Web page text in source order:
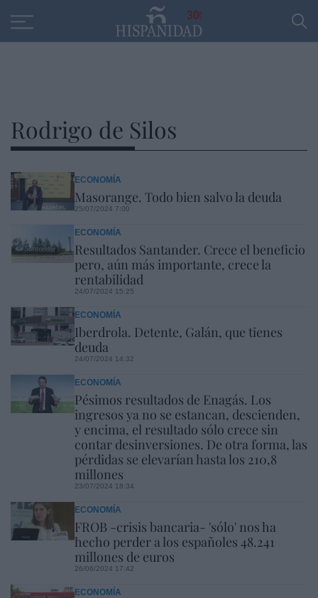
30
Rodrigo de Silos
Masorange. Todo bien salvo la deuda
ECONOMÍA
25/07/2024 7:00
Resultados Santander. Crece el beneficio
pero, aún más importante, crece la
rentabilidad
ECONOMÍA
24/07/2024 15:25
Iberdrola. Detente, Galán, que tienes
deuda
ECONOMÍA
24/07/2024 14:32
Pésimos resultados de Enagás. Los
ingresos ya no se estancan, descienden,
y encima, el resultado sólo crece sin
contar desinversiones. De otra forma, las
pérdidas se elevarían hasta los 210,8
millones
ECONOMÍA
23/07/2024 18:34
FROB -crisis bancaria- 'sólo' nos ha
hecho perder a los españoles 48.241
millones de euros
ECONOMÍA
26/06/2024 17:42
ECONOMÍA